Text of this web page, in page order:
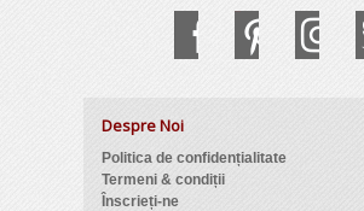
Despre Noi
Politica de confidențialitate
Termeni & condiții
Înscrieți-ne